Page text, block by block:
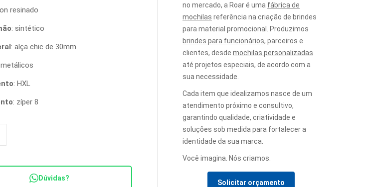
resinado
: sintético
: alça chic de 30mm
metálicos
: HXL
: zíper 8
Dúvidas?
no mercado, a Roar é uma fábrica de
mochilas referência na criação de brindes
para material promocional. Produzimos
brindes para funcionários, parceiros e
clientes, desde mochilas personalizadas
até projetos especiais, de acordo com a
sua necessidade.
Cada item que idealizamos nasce de um
atendimento próximo e consultivo,
garantindo qualidade, criatividade e
soluções sob medida para fortalecer a
identidade da sua marca.
Você imagina. Nós criamos.
Solicitar orçamento